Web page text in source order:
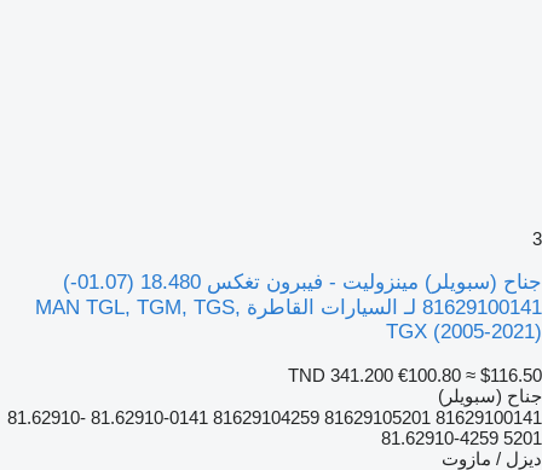
3
جناح (سبويلر) مينزوليت - فيبرون تغكس 18.480 (01.07-)
81629100141 لـ السيارات القاطرة MAN TGL, TGM, TGS,
TGX (2005-2021)
TND 341.200 €100.80 ≈ $116.50
جناح (سبويلر)
81629100141 81629105201 81629104259 81.62910-0141 81.62910-
5201 81.62910-4259
ديزل / مازوت